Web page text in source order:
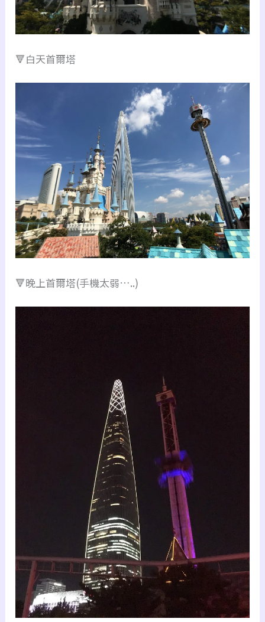
🔻白天首爾塔
🔻晚上首爾塔(手機太弱…..)